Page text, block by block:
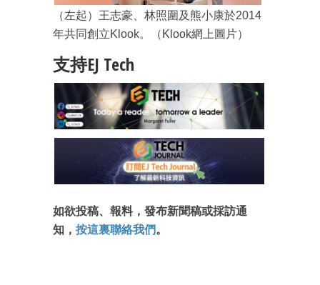
（左起）王志豪、林照圍及熊小康於2014
年共同創立Klook。（Klook網上圖片）
支持EJ Tech
如欲投稿、報料，發布新聞稿或採訪通
知， 按這裏聯絡我們。